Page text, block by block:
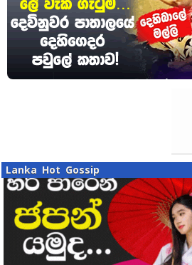
Lanka Hot Gossip